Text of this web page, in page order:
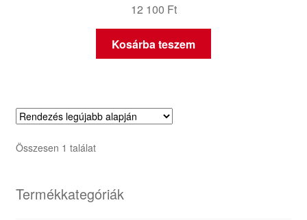
12 100 Ft
Kosárba teszem
Összesen 1 találat
Termékkategóriák